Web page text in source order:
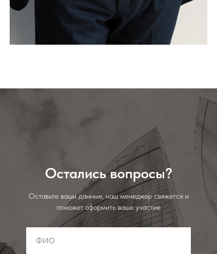
Остались вопросы?
Оставьте ваши данные, наш менеджер свяжется и
поможет оформить ваше участие